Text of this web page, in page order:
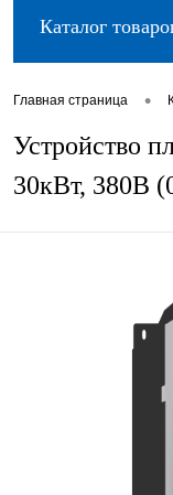
Каталог
Главная страница •
Устройство
30кВт, 380В